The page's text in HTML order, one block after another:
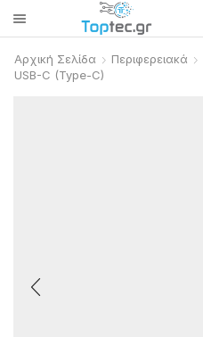
Αρχική Σελίδα Περιφερειακά
USB-C (Type-C)